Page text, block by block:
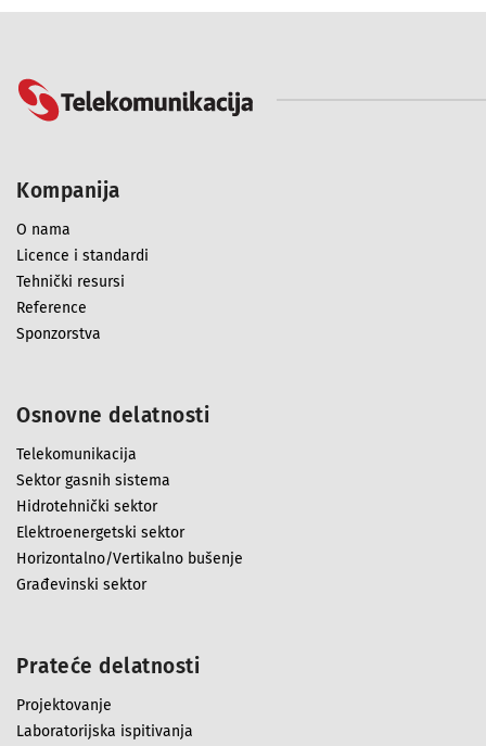
Kompanija
O nama
Licence i standardi
Tehnički resursi
Reference
Sponzorstva
Osnovne delatnosti
Telekomunikacija
Sektor gasnih sistema
Hidrotehnički sektor
Elektroenergetski sektor
Horizontalno/Vertikalno bušenje
Građevinski sektor
Prateće delatnosti
Projektovanje
Laboratorijska ispitivanja